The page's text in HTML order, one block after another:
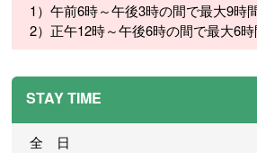
1）午前6時～午後3時の間で最大9時
2）正午12時～午後6時の間で最大6
STAY TIME
全 日